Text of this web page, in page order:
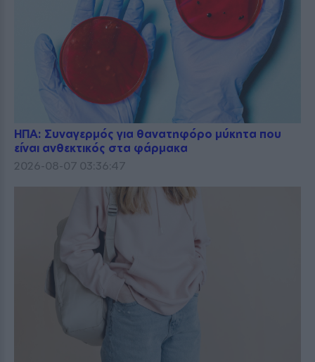
ΗΠΑ: Συναγερμός για θανατηφόρο μύκητα που
είναι ανθεκτικός στα φάρμακα
2026-08-07 03:36:47